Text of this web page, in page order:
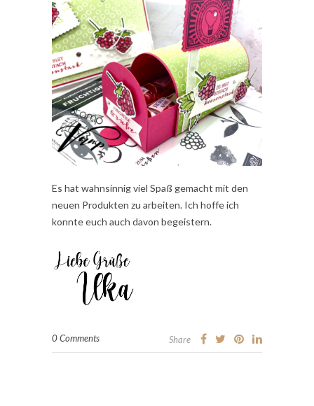
Es hat wahnsinnig viel Spaß gemacht mit den
neuen Produkten zu arbeiten. Ich hoffe ich
konnte euch auch davon begeistern.
0 Comments Share